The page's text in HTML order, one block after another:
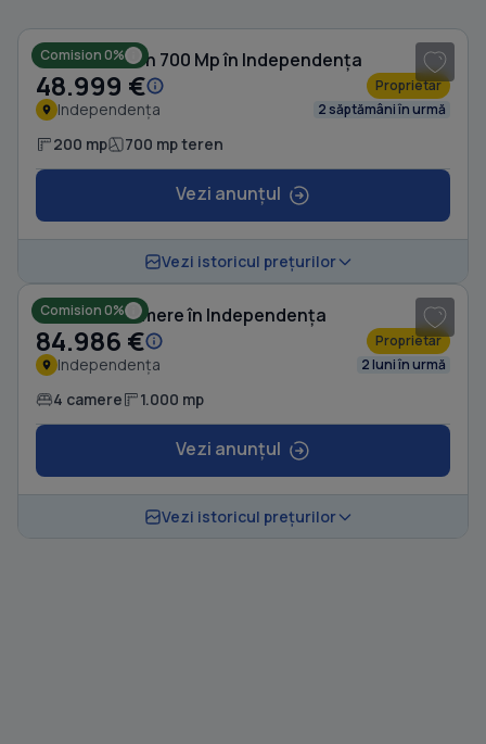
Comision 0%
Casă cu Teren 700 Mp în Independența
48.999 € Proprietar
Independența 2 săptămâni în urmă
200 mp 700 mp teren
Vezi anunțul
Vezi istoricul prețurilor
Comision 0%
Casă cu 4 camere în Independența
84.986 € Proprietar
Independența 2 luni în urmă
4 camere 1.000 mp
Vezi anunțul
Vezi istoricul prețurilor